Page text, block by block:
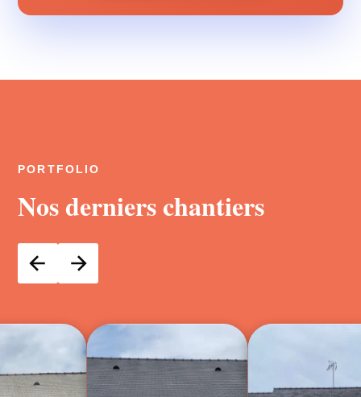
PORTFOLIO
Nos derniers chantiers